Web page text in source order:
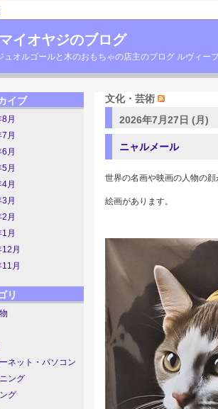
イオヤジのブログ
ュオルゴールと木のおもちゃの店主のブログ ルヴィー
イブ
月
月
月
月
月
月
月
月
月
月
リ
ネット・パソコン
ング
グ
文化・芸術
2026年7月27日 (月)
ニャルメール
世界の名画や映画の人物の顔
絵画があります。